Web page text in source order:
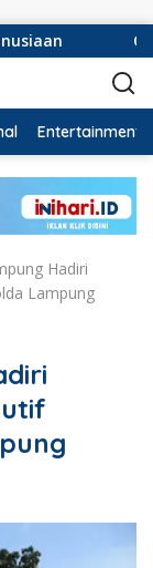
Laskar
Entertainment
Hadiri
Lampung